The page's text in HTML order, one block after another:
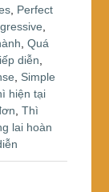
Perfect
Quá
diễn
Simple
hiện tại
,Thì
lai hoàn